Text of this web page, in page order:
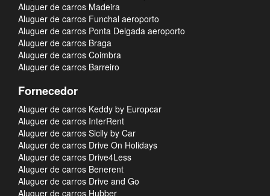
Aluguer de carros Madeira
Aluguer de carros Funchal aeroporto
Aluguer de carros Ponta Delgada aeroporto
Aluguer de carros Braga
Aluguer de carros Coimbra
Aluguer de carros Barreiro
Fornecedor
Aluguer de carros Keddy by Europcar
Aluguer de carros InterRent
Aluguer de carros Sicily by Car
Aluguer de carros Drive On Holidays
Aluguer de carros Drive4Less
Aluguer de carros Benerent
Aluguer de carros Drive and Go
Aluguer de carros Hubber